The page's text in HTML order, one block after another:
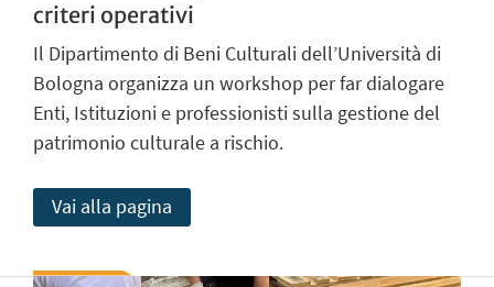
criteri operativi
Il Dipartimento di Beni Culturali dell’Università di
Bologna organizza un workshop per far dialogare
Enti, Istituzioni e professionisti sulla gestione del
patrimonio culturale a rischio.
Vai alla pagina